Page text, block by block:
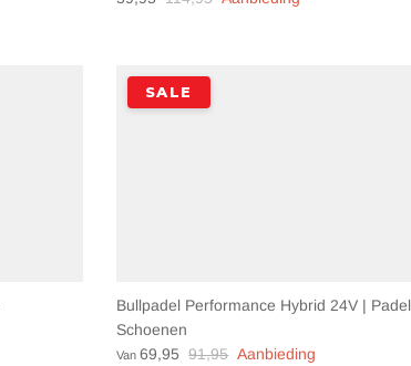
SALE
Bullpadel Performance Hybrid 24V | Padel
Schoenen
Van 69,95 91,95 Aanbieding